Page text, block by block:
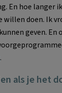
hoe langer
willen doen. Ik
geven.
.
als je het